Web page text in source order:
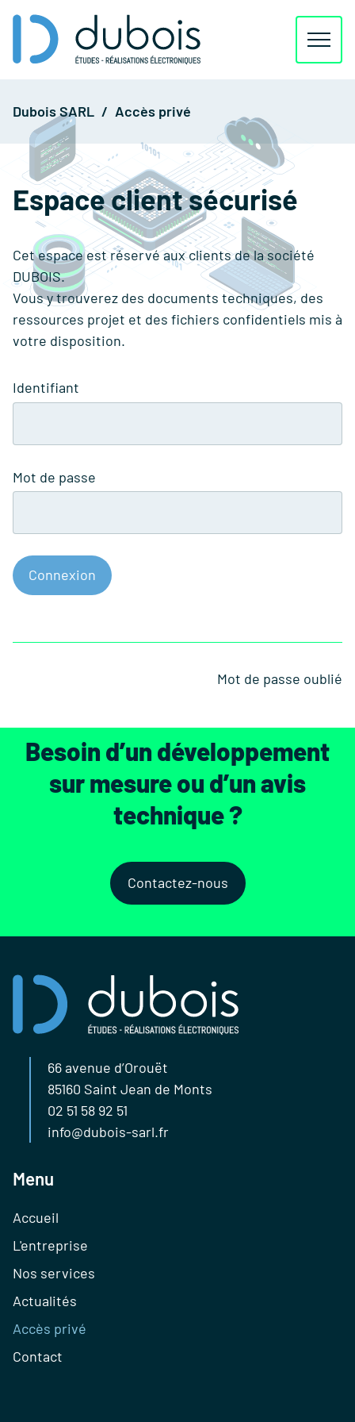
au
contenu
L'entreprise
Nos services
Actualités
Contact
Accès privé
Dubois SARL Accès privé
Espace client sécurisé
Cet espace est réservé aux clients de la société
DUBOIS.
Vous y trouverez des documents techniques, des
ressources projet et des fichiers confidentiels mis à
votre disposition.
Identifiant
Mot de passe
Connexion
Mot de passe oublié
Besoin d’un développement
sur mesure ou d’un avis
technique ?
Contactez-nous
66 avenue d’Orouët
85160 Saint Jean de Monts
02 51 58 92 51
info@dubois-sarl.fr
Menu
Aller
contenu
Accueil
L'entreprise
Nos services
Actualités
Accès privé
Contact